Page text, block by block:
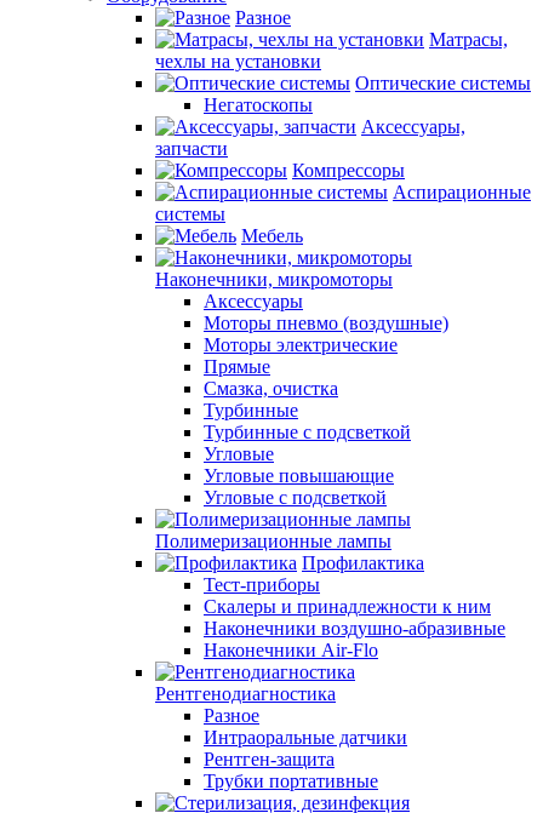
Разное
Матрасы,
чехлы на установки
Оптические системы
Негатоскопы
Аксессуары,
запчасти
Компрессоры
Аспирационные
системы
Мебель
Наконечники, микромоторы
Аксессуары
Моторы пневмо (воздушные)
Моторы электрические
Прямые
Смазка, очистка
Турбинные
Турбинные с подсветкой
Угловые
Угловые повышающие
Угловые с подсветкой
Полимеризационные лампы
Профилактика
Тест-приборы
Скалеры и принадлежности к ним
Наконечники воздушно-абразивные
Наконечники Air-Flo
Рентгенодиагностика
Разное
Интраоральные датчики
Рентген-защита
Трубки портативные